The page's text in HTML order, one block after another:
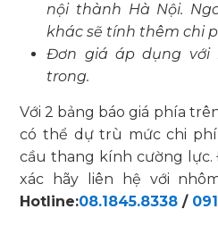
nội thành Hà Nội.
khác sẽ tính thêm chi
Đơn giá áp dụng với
trong.
Với 2 bảng báo giá phía
có thể dự trù mức chi
cầu thang kính cường lực.
xác hãy liên hệ với
Hotline:08.1845.8338 /